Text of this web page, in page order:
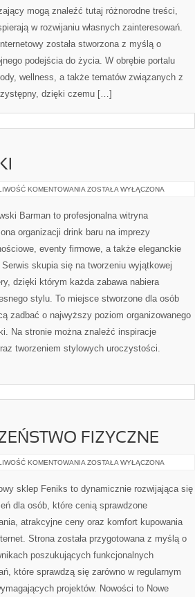
mogą znaleźć tutaj różnorodne treści,
w rozwijaniu własnych zainteresowań.
została stworzona z myślą o
podejścia do życia. W obrębie portalu
wellness, a także tematów związanych z
dzięki czemu […]
KOMENTOWANIA CIEKAWOSTKI
ZOSTAŁA WYŁĄCZONA
Barman to profesjonalna witryna
organizacji drink baru na imprezy
eventy firmowe, a także eleganckie
Serwis skupia się na tworzeniu wyjątkowej
dzięki którym każda zabawa nabiera
stylu. To miejsce stworzone dla osób
zadbać o najwyższy poziom organizowanego
Na stronie można znaleźć inspiracje
tworzeniem stylowych uroczystości.
FIZYCZNE
KOMENTOWANIA MONITORING
FIZYCZNE
ZOSTAŁA WYŁĄCZONA
sklep Feniks to dynamicznie rozwijająca się
dla osób, które cenią sprawdzone
atrakcyjne ceny oraz komfort kupowania
Strona została przygotowana z myślą o
poszukujących funkcjonalnych
które sprawdzą się zarówno w regularnym
projektów. Nowości to Nowe